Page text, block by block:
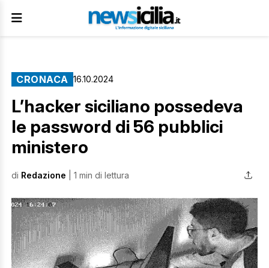
CRONACA 16.10.2024
L’hacker siciliano possedeva
le password di 56 pubblici
ministero
di Redazione | 1 min di lettura